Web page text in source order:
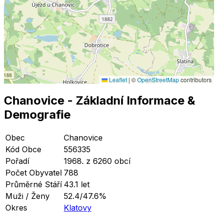
Leaflet | ©OpenStreetMapcontributors
Chanovice - Základní Informace &
Demografie
Obec
Chanovice
Kód Obce
556335
Pořadí
1968. z 6260 obcí
Počet Obyvatel 788
Průměrné Stáří 43.1 let
Muži / Ženy
52.4/47.6%
Okres
Klatovy